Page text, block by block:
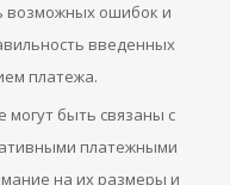
возможных ошибок и
введенных
платежа.
могут быть связаны с
платежными
на их размеры и